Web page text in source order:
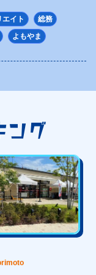
エイト
総務
よもやま
ング
する" class="imgBk"
h2>